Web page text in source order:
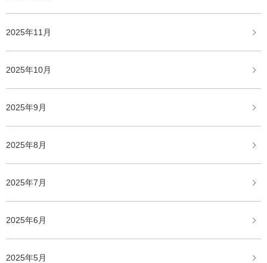
2025年11月
2025年10月
2025年9月
2025年8月
2025年7月
2025年6月
2025年5月